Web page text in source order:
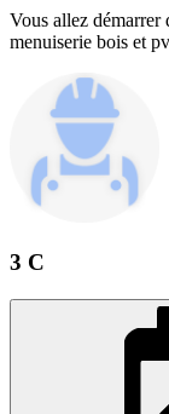
Vous allez démarrer
menuiserie bois et
3 C